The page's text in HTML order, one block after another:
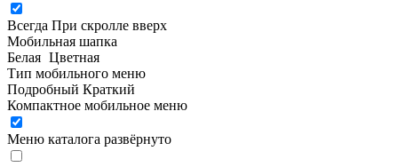
Всегда При скролле вверх
Мобильная шапка
Белая Цветная
Тип мобильного меню
Подробный Краткий
Компактное мобильное меню
Меню каталога развёрнуто